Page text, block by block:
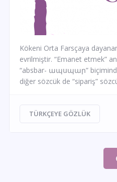
Kökeni Orta Farsçaya
evrilmiştir. “Emanet etmek”
“absbar- ապսպար” biçiminde
diğer sözcük de “sipariş”
TÜRKÇEYE GÖZLÜK